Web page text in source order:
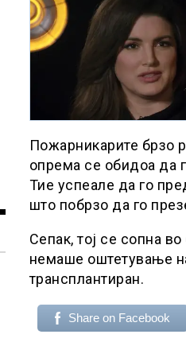
Пожарникарите брзо
опрема се обидоа да
Тие успеале да го
што побрзо да го
Сепак, тој се сопна
немаше оштетување
трансплантиран.
Share on Facebook